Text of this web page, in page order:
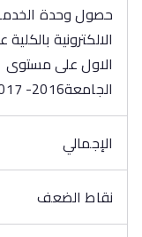
حصول وحدة
الالكترونية
الاول على مستوى
الجامعة2016- 2017.
الإجمالي
نقاط الضعف